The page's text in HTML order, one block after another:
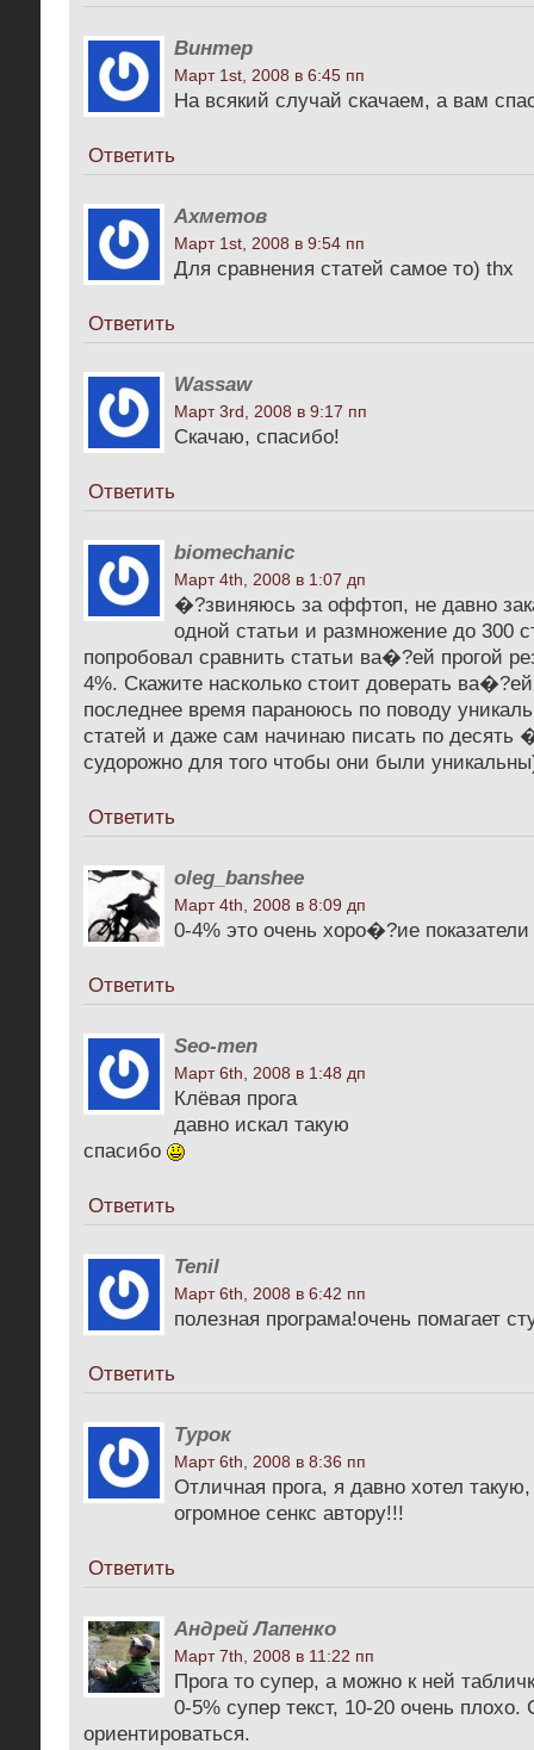
Винтер
Март 1st, 2008 в 6:45 пп
На всякий случай скачаем, а вам
Ответить
Ахметов
Март 1st, 2008 в 9:54 пп
Для сравнения статей самое то) thx
Ответить
Wassaw
Март 3rd, 2008 в 9:17 пп
Скачаю, спасибо!
Ответить
biomechanic
Март 4th, 2008 в 1:07 дп
�?звиняюсь за оффтоп, не давно
одной статьи и размножение до 300
попробовал сравнить статьи ва�?ей прогой
4%. Скажите насколько стоит доверать
последнее время параноюсь по поводу
статей и даже сам начинаю писать по десять
судорожно для того чтобы они были
Ответить
oleg_banshee
Март 4th, 2008 в 8:09 дп
0-4% это очень хоро�?ие показатели
Ответить
Seo-men
Март 6th, 2008 в 1:48 дп
Клёвая прога
давно искал такую
спасибо
Ответить
Tenil
Март 6th, 2008 в 6:42 пп
полезная програма!очень помагает
Ответить
Турок
Март 6th, 2008 в 8:36 пп
Отличная прога, я давно хотел
огромное сенкс автору!!!
Ответить
Андрей Лапенко
Март 7th, 2008 в 11:22 пп
Прога то супер, а можно к ней
0-5% супер текст, 10-20 очень плохо.
ориентироваться.